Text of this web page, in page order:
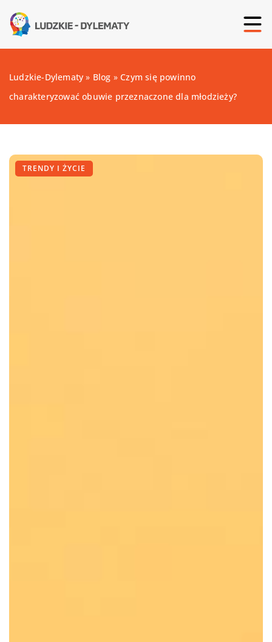
Ludzkie-Dylematy » Blog »Czym się powinno
charakteryzować obuwie przeznaczone dla młodzieży?
TRENDY I ŻYCIE